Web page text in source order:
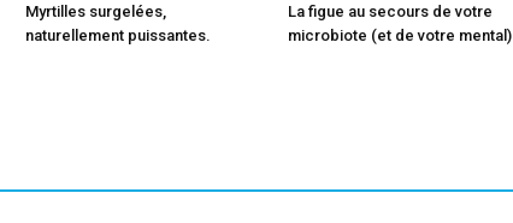
Myrtilles surgelées,
naturellement puissantes.
La figue au secours de votre
microbiote (et de votre mental)